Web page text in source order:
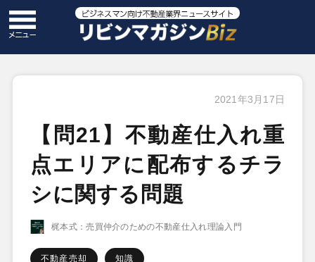
2021年3月17日
【問21】不動産仕入れ重
点エリアに配布するチラ
シに関する問題
梶本式：売買仲介のための不動産仕入れ理論入門
不動産売却 知識